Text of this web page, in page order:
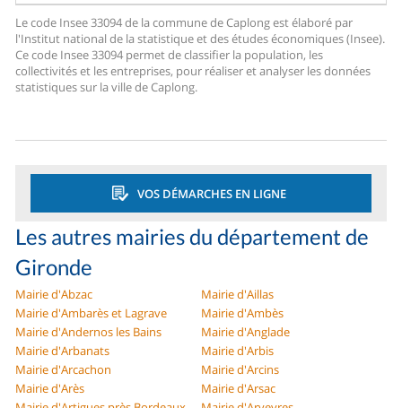
Le code Insee 33094 de la commune de Caplong est élaboré par
l'Institut national de la statistique et des études économiques (Insee).
Ce code Insee 33094 permet de classifier la population, les
collectivités et les entreprises, pour réaliser et analyser les données
statistiques sur la ville de Caplong.
VOS DÉMARCHES EN LIGNE
Les autres mairies du département de
Gironde
Mairie d'Abzac
Mairie d'Aillas
Mairie d'Ambarès et Lagrave
Mairie d'Ambès
Mairie d'Andernos les Bains
Mairie d'Anglade
Mairie d'Arbanats
Mairie d'Arbis
Mairie d'Arcachon
Mairie d'Arcins
Mairie d'Arès
Mairie d'Arsac